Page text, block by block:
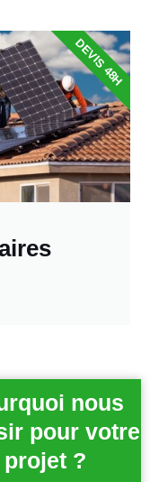
DEVIS 48H
nous
pour votre
projet ?